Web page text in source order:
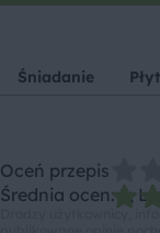
Śniadanie
Oceń przepis
Średnia ocen: 5,